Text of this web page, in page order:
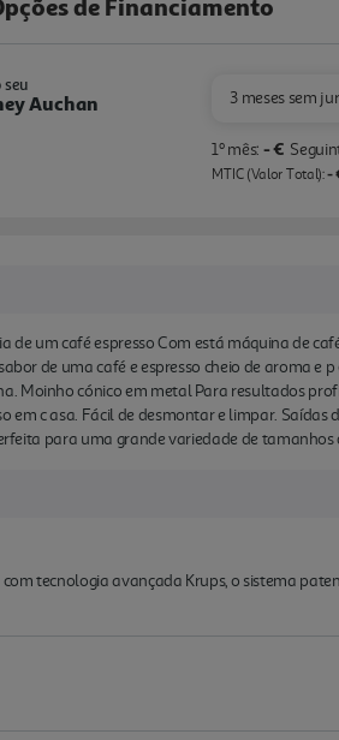
de Financiamento
seu
Auchan 3 meses sem
1º mês: - €
MTIC (Valor Total):-
de um café espresso Com está máquina de
de uma café e espresso cheio de aroma
Moinho cónico em metal Para resultados
em c asa. Fácil de desmontar e limpar.
para uma grande variedade de tamanhos
tecnologia avançada Krups, o sistema